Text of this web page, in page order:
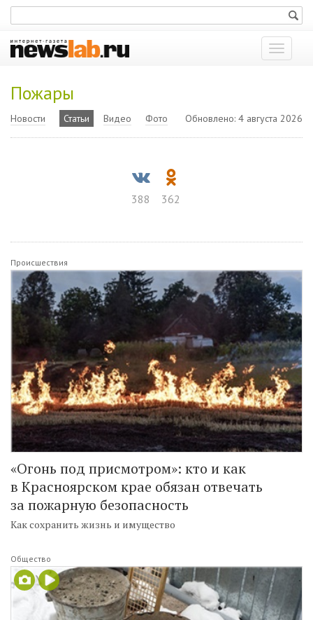
Показать
меню
Пожары
Новости Статьи Видео Фото Обновлено: 4 августа 2026
388 362
Происшествия
«Огонь под присмотром»: кто и как
в Красноярском крае обязан отвечать
за пожарную безопасность
Как сохранить жизнь и имущество
Общество